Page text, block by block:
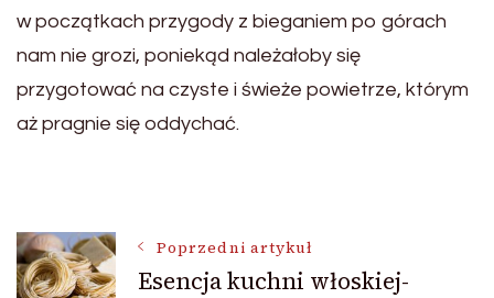
w początkach przygody z bieganiem po górach
nam nie grozi, poniekąd należałoby się
przygotować na czyste i świeże powietrze, którym
aż pragnie się oddychać.
NawigacjaPoprzedni artykuł
Esencja kuchni włoskiej-